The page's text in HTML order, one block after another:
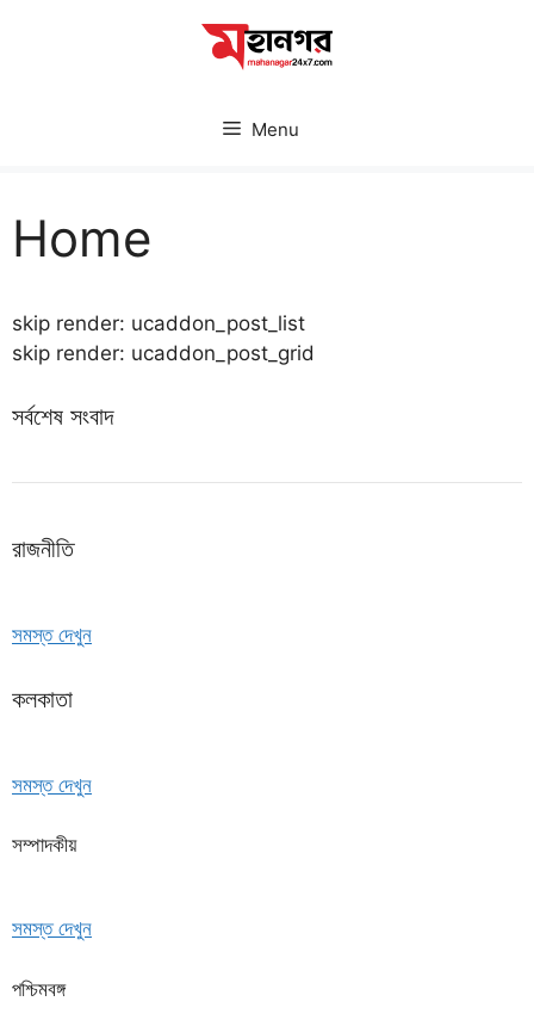
Menu
Home
skip render: ucaddon_post_list
skip render: ucaddon_post_grid
সর্বশেষ সংবাদ
রাজনীতি
সমস্ত দেখুন
কলকাতা
সমস্ত দেখুন
সম্পাদকীয়
সমস্ত দেখুন
পশ্চিমবঙ্গ